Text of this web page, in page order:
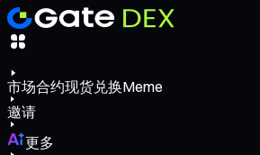
市场合约现货兑换Meme
邀请
更多